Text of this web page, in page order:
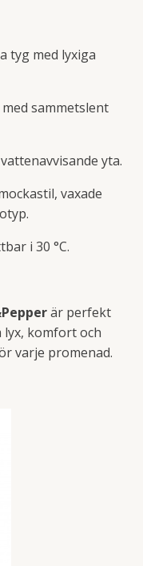
tyg med lyxiga
sammetslent
yta.
vaxade
i 30 °C.
är perfekt
komfort och
varje promenad.